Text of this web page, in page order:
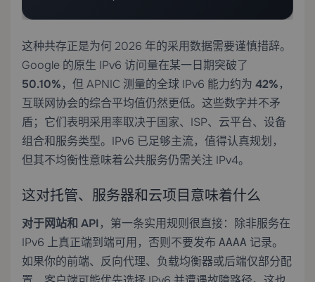
这种共存正是为何 2026 年的采用数据需要谨慎措辞。
Google 的原生 IPv6 访问量在某一日期突破了
50.10%，但 APNIC 测量的全球 IPv6 能力约为 42%，
互联网协会的综合平均值仍然更低。这些数字并不矛
盾；它们表明采用率取决于国家、ISP、云平台、设备
组合和服务类型。IPv6 已足够主流，值得认真规划，
但其不均衡性意味着公共服务仍需关注 IPv4。
这对托管、服务器和云项目意味着什么
对于网站和 API，第一条实用规则很直接：除非服务在
IPv6 上真正端到端可用，否则不要发布 AAAA 记录。
如果你的前端、反向代理、负载均衡器或后端仅部分配